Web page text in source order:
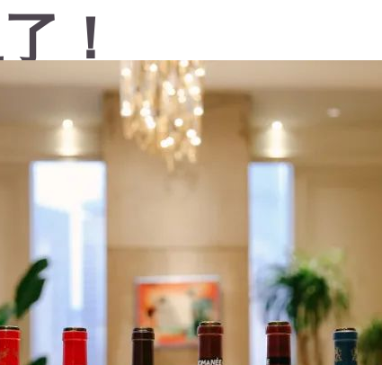
搜索
！
添加评论